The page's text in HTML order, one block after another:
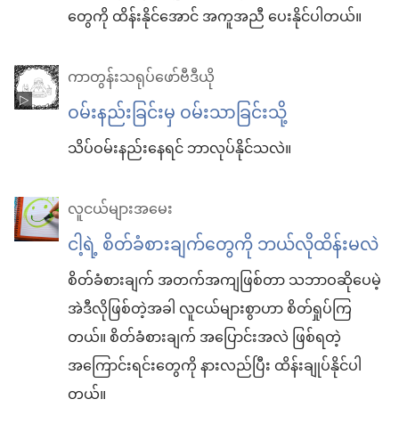
တွေကို ထိန်း​နိုင်အောင် အကူအညီ ပေး​နိုင်ပါတယ်။
ကာတွန်းသရုပ်ဖော်ဗီဒီယို
ဝမ်းနည်းခြင်းမှ ဝမ်းသာခြင်းသို့
သိပ်ဝမ်းနည်းနေရင် ဘာလုပ်နိုင်သလဲ။
လူငယ်များအမေး
ငါ့ရဲ့ စိတ်ခံစားချက်တွေကို ဘယ်လိုထိန်းမလဲ
စိတ်ခံစားချက် အတက်အကျဖြစ်တာ သဘာဝဆိုပေမဲ့
အဲဒီလိုဖြစ်တဲ့အခါ လူငယ်များစွာဟာ စိတ်ရှုပ်ကြ
တယ်။ စိတ်ခံစားချက် အပြောင်းအလဲ ဖြစ်ရတဲ့
အကြောင်းရင်းတွေကို နားလည်ပြီး ထိန်းချုပ်နိုင်ပါ
တယ်။